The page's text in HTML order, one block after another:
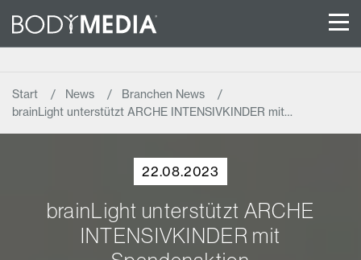
Start News
Branchen News
brainLight unterstützt ARCHE INTENSIVKINDER mit…
22.08.2023
brainLight unterstützt ARCHE
INTENSIVKINDER mit